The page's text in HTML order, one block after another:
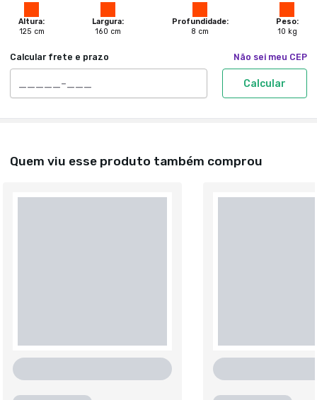
Altura:
125 cm
Largura:
160 cm
Profundidade:
8 cm
Peso:
10 kg
Calcular frete e prazo Não sei meu CEP
Calcular
Quem viu esse produto também comprou